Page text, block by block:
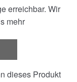
erreichbar. Wir
mehr
dieses Produkt